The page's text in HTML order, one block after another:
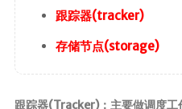
跟踪器(tracker)
存储节点(storage)
跟踪器(Tracker)：主要做调度工
Mysql
部署
Nginx